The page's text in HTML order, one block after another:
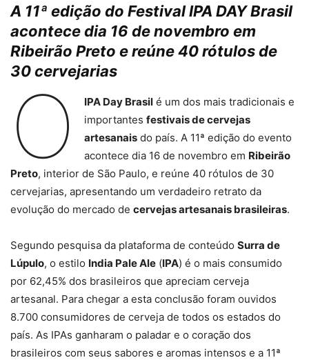
A 11ª edição do Festival IPA DAY Brasil
acontece dia 16 de novembro em
Ribeirão Preto e reúne 40 rótulos de
30 cervejarias
O IPA Day Brasilé um dos mais tradicionais e
importantes festivais de cervejas
artesanaisdo país. A 11ª edição do evento
acontece dia 16 de novembro em Ribeirão
Preto, interior de São Paulo, e reúne 40 rótulos de 30
cervejarias, apresentando um verdadeiro retrato da
evolução do mercado de cervejas artesanais brasileiras.
Segundo pesquisa da plataforma de conteúdo Surra de
Lúpulo, o estilo India Pale Ale (IPA) é o mais consumido
por 62,45% dos brasileiros que apreciam cerveja
artesanal. Para chegar a esta conclusão foram ouvidos
8.700 consumidores de cerveja de todos os estados do
país. As IPAs ganharam o paladar e o coração dos
brasileiros com seus sabores e aromas intensos e a 11ª